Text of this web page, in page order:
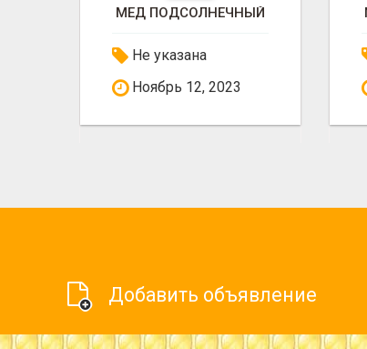
МЕД ПОДСОЛНЕЧНЫЙ
Не указана
Сентябрь 18, 2023
Добавить объявление